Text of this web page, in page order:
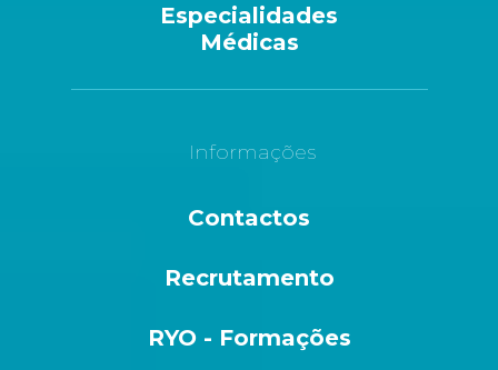
Especialidades
Médicas
Informações
Contactos
Recrutamento
RYO - Formações